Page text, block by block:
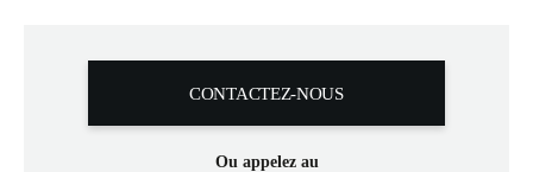
CONTACTEZ-NOUS
Ou appelez au